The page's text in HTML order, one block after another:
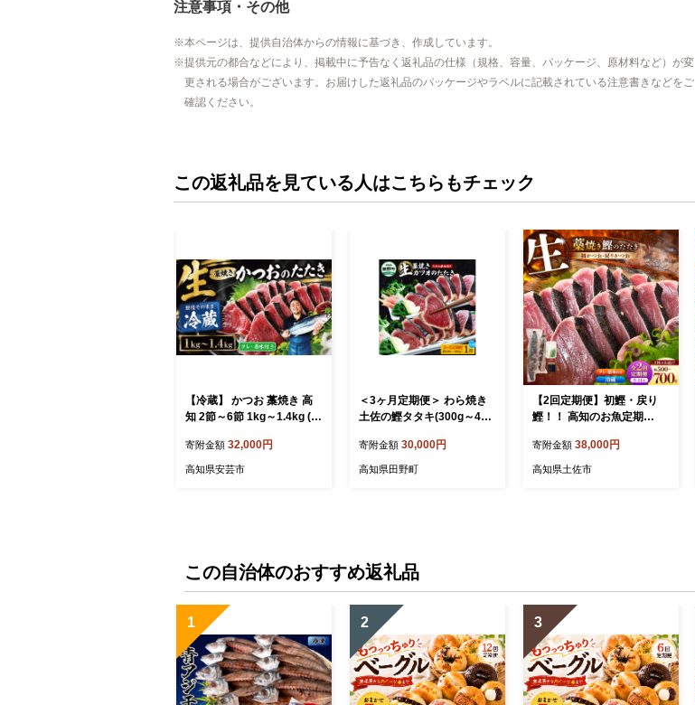
注意事項・その他
本ページは、提供自治体からの情報に基づき、作成しています。
提供元の都合などにより、掲載中に予告なく返礼品の仕様（規格、容量、パッケージ、原材料など）が変
更される場合がございます。お届けした返礼品のパッケージやラベルに記載されている注意書きなどをご
確認ください。
この返礼品を見ている人はこちらもチェック
【冷蔵】 かつお 藁焼き 高
知 2節～6節 1kg～1.4kg (
藁焼きたたき かつおのたた
き わら焼き 天然 鰹 かつお
かず 惣菜 お取り寄せ ギフ
ト プレゼント 父の日 高知
県 おいしい 簡単 時短 海の
幸 生鮮
寄附金額 32,000円
高知県安芸市
＜3ヶ月定期便＞ わら焼き
土佐の鰹タタキ(300g～400
ツオ たたき 鰹のたたき か
つおのたたき カツオのたた
寄附金額 30,000円
高知県田野町
【2回定期便】初鰹・戻り
鰹！！ 高知のお魚定期
月・11月〉 / 年2回お届け 1
～3節 3～5人前 タタキ 鰹の
寄附金額 38,000円
高知県土佐市
この自治体のおすすめ返礼品
1 2 3